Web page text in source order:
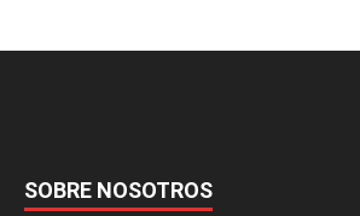
SOBRE NOSOTROS